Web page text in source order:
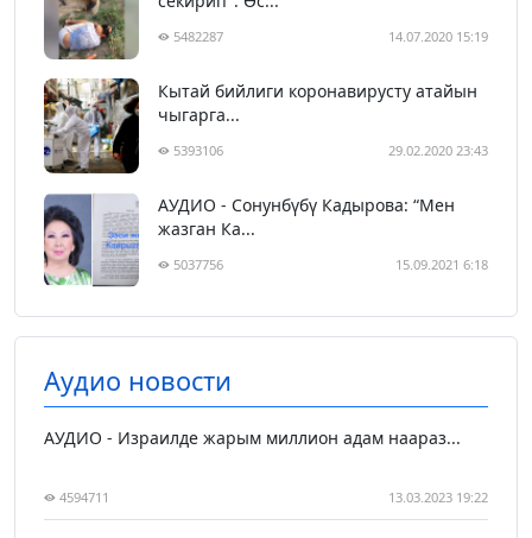
5482287 14.07.2020 15:19
Кытай бийлиги коронавирусту атайын
чыгарга...
5393106 29.02.2020 23:43
АУДИО - Сонунбүбү Кадырова: “Мен
жазган Ка...
5037756 15.09.2021 6:18
Аудио новости
АУДИО - Израилде жарым миллион адам наараз...
4594711 13.03.2023 19:22